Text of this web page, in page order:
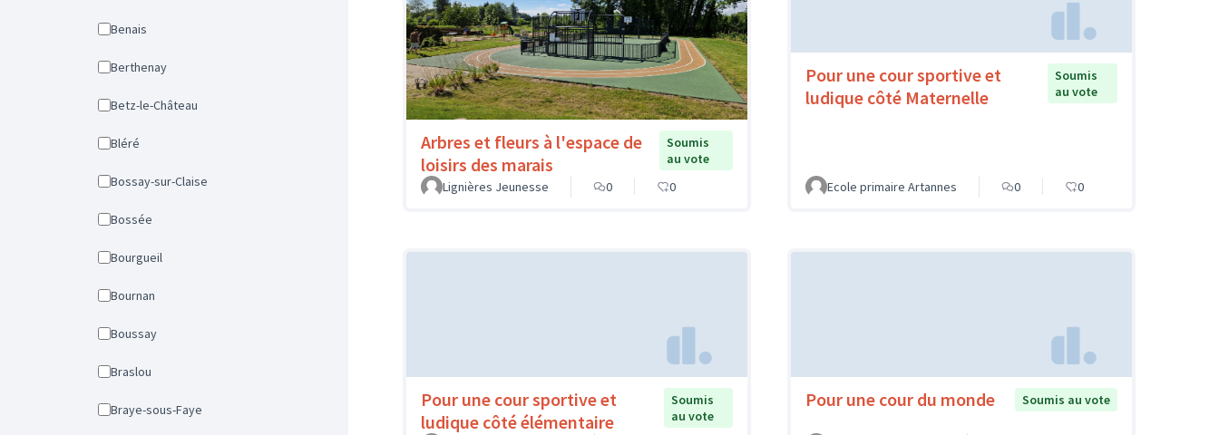
Benais
Berthenay
Betz-le-Château
Bléré
Bossay-sur-Claise
Bossée
Bourgueil
Bournan
Boussay
Braslou
Braye-sous-Faye
Arbres et fleurs à l'espace de
loisirs des marais
Soumis
au vote
Lignières Jeunesse
0 0
Pour une cour sportive et
ludique côté Maternelle
Soumis
au vote
Ecole primaire Artannes 0 0
Pour une cour sportive et
ludique côté élémentaire
Soumis
au vote
Pour une cour du monde Soumis au vote